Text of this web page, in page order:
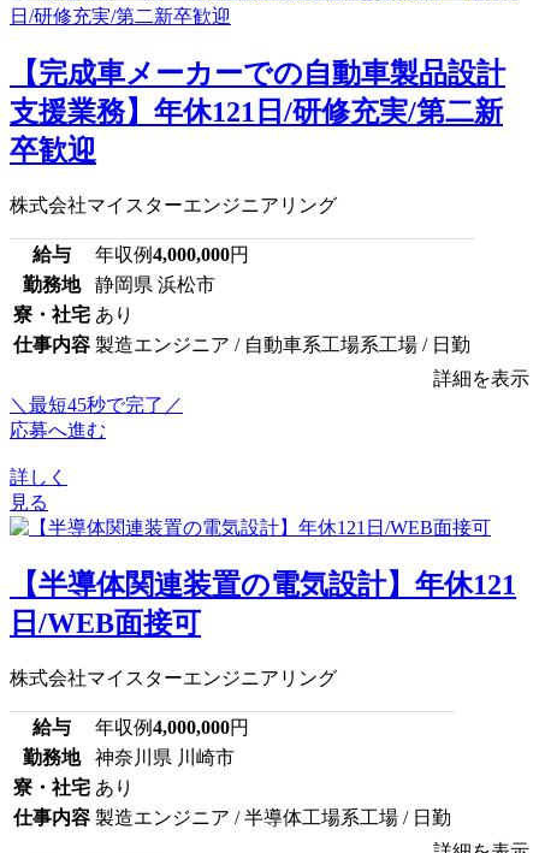
【完成車メーカーでの自動車製品設計
支援業務】年休121日/研修充実/第二新
卒歓迎
株式会社マイスターエンジニアリング
給与 年収例4,000,000円
勤務地
静岡県 浜松市
寮・社宅 あり
仕事内容 製造エンジニア / 自動車系工場系工場 / 日勤
詳細を表示
＼最短45秒で完了／
応募へ進む
詳しく
見る
【半導体関連装置の電気設計】年休121
日/WEB面接可
株式会社マイスターエンジニアリング
給与 年収例4,000,000円
勤務地
神奈川県 川崎市
寮・社宅 あり
仕事内容 製造エンジニア / 半導体工場系工場 / 日勤